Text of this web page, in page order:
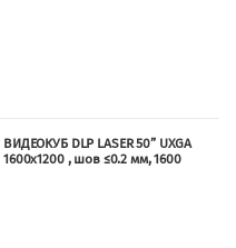
ВИДЕОКУБ DLP LASER 50” UXGA
1600х1200 , шов ≤0.2 мм, 1600